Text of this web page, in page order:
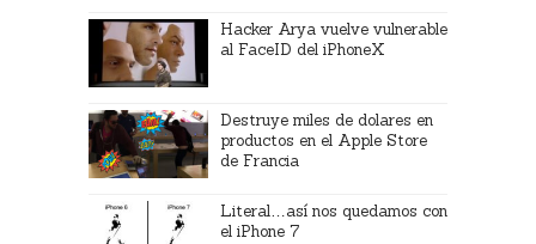
Hacker Arya vuelve vulnerable
al FaceID del iPhoneX
Destruye miles de dolares en
productos en el Apple Store
de Francia
Literal…así nos quedamos con
el iPhone 7